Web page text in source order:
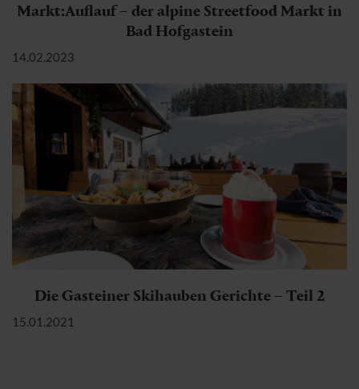
Markt:Auflauf – der alpine Streetfood Markt in
Bad Hofgastein
14.02.2023
Die Gasteiner Skihauben Gerichte – Teil 2
15.01.2021